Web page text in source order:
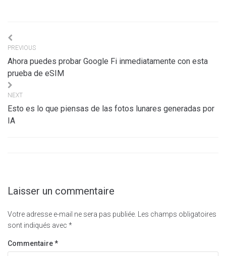
Navigation
de
l’article
PREVIOUS
Ahora puedes probar Google Fi inmediatamente con esta
prueba de eSIM
NEXT
Esto es lo que piensas de las fotos lunares generadas por
IA
Laisser un commentaire
Votre adresse e-mail ne sera pas publiée.
Les champs obligatoires
sont indiqués avec *
Commentaire*